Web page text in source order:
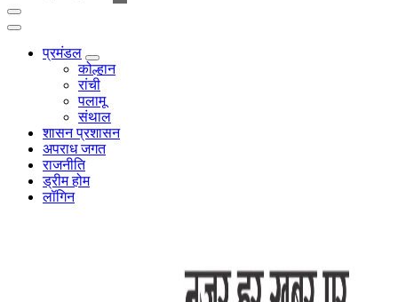
प्रमंडल
कोल्हान
रांची
पलामू
संथाल
शासन प्रशासन
अपराध जगत
राजनीति
ड्रीम होम
लॉगिन